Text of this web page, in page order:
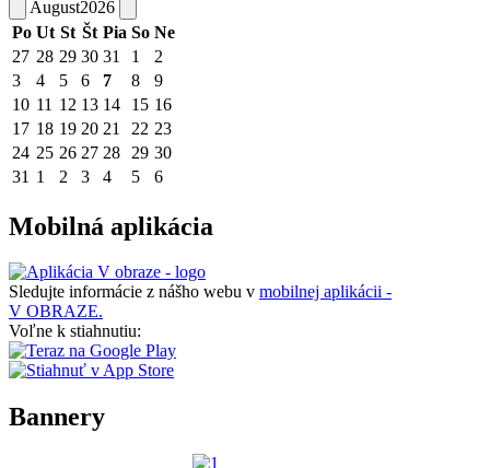
August2026
Po Ut St Št Pia So Ne
27 28 29 30 31 1
2
3
4 5 6 7 8
9
10 11 12 13 14 15 16
17 18 19 20 21 22 23
24 25 26 27 28 29 30
31 1 2 3 4 5 6
Mobilná aplikácia
Sledujte informácie z nášho webu v mobilnej aplikácii -
V OBRAZE.
Voľne k stiahnutiu:
Bannery